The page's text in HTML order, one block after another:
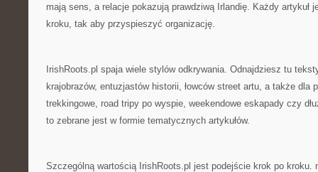
mają sens, a relacje pokazują prawdziwą Irlandię. Każdy artykuł
kroku, tak aby przyspieszyć organizację.
IrishRoots.pl spaja wiele stylów odkrywania. Odnajdziesz tu
krajobrazów, entuzjastów historii, łowców street artu, a także dla
trekkingowe, road tripy po wyspie, weekendowe eskapady czy
to zebrane jest w formie tematycznych artykułów.
Szczególną wartością IrishRoots.pl jest podejście krok po kroku.